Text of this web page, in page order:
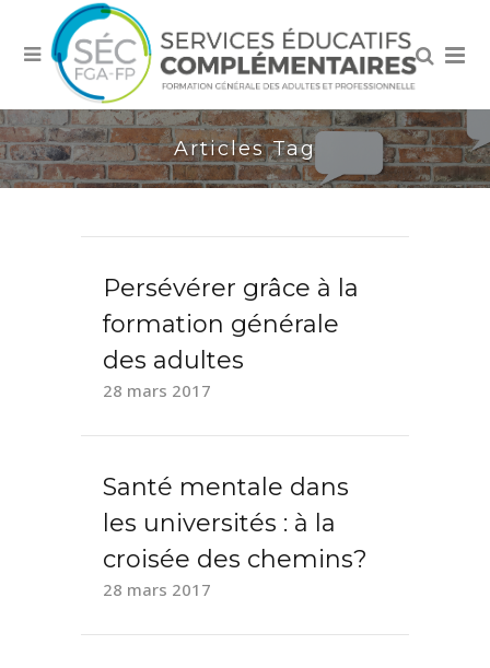
Articles Tag
Persévérer grâce à la
formation générale
des adultes
28 mars 2017
Santé mentale dans
les universités : à la
croisée des chemins?
28 mars 2017